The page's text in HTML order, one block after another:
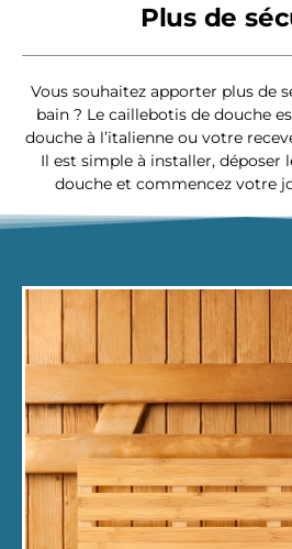
Plus de
Vous souhaitez apporter plus de
bain ? Le caillebotis de douche
douche à l’italienne ou votre
Il est simple à installer, déposer
douche et commencez votre